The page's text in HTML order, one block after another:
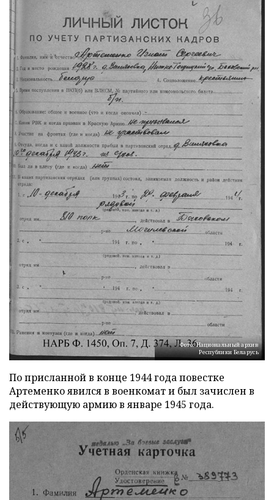
Фото: Национальный архив
Республики Беларусь
По присланной в конце 1944 года повестке
Артеменко явился в военкомат и был зачислен в
действующую армию в январе 1945 года.